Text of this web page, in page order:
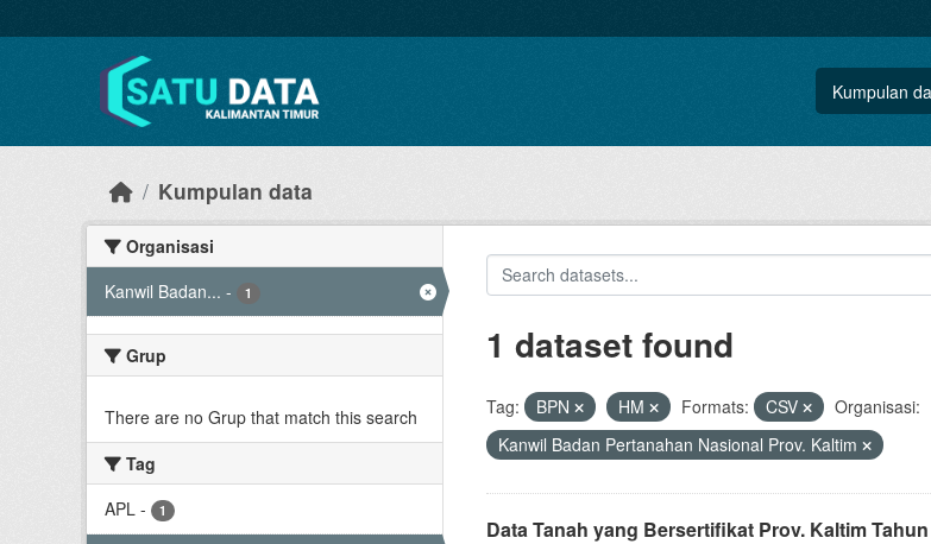
Kumpulan
Kumpulan data
Organisasi
Kanwil Badan... - 1
Grup
There are no Grup that match this search
Tag
APL - 1
1 dataset found
Tag: BPN HM Formats: CSV
Organisasi:
Kanwil Badan Pertanahan Nasional Prov. Kaltim
Data Tanah yang Bersertifikat Prov. Kaltim Tahun